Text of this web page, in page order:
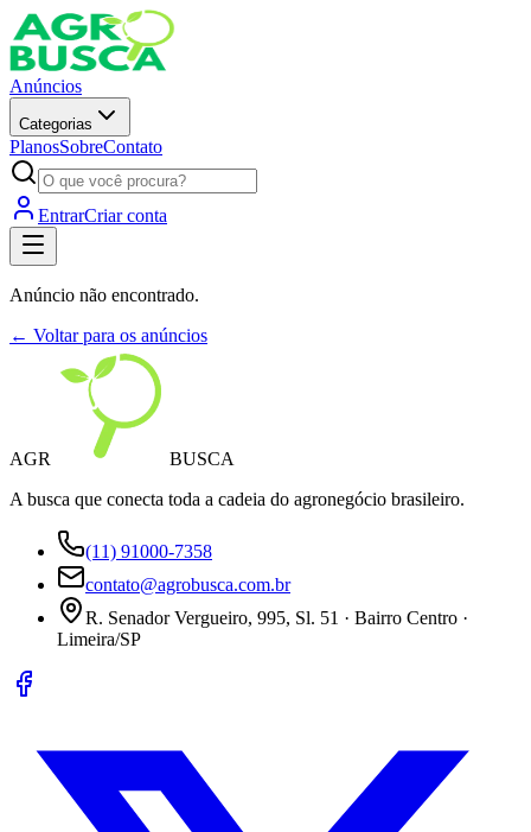
Anúncios
Categorias
PlanosSobreContato
EntrarCriar conta
Anúncio não encontrado.
← Voltar para os anúncios
AGR
BUSCA
A busca que conecta toda a cadeia do agronegócio brasileiro.
(11) 91000-7358
contato@agrobusca.com.br
R. Senador Vergueiro, 995, Sl. 51 · Bairro Centro ·
Limeira/SP